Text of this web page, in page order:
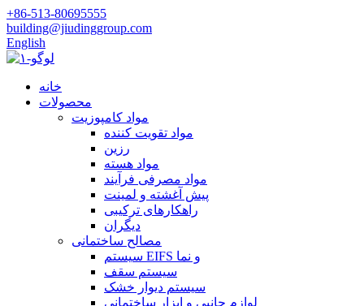
‎+86-513-80695555‎
building@jiudinggroup.com
English
خانه
محصولات
مواد کامپوزیت
مواد تقویت کننده
رزین
مواد هسته
مواد مصرفی فرآیند
پیش آغشته و لمینت
راهکارهای ترکیبی
دیگران
مصالح ساختمانی
سیستم EIFS و نما
سیستم سقف
سیستم دیوار خشک
لوازم جانبی و ابزار ساختمانی